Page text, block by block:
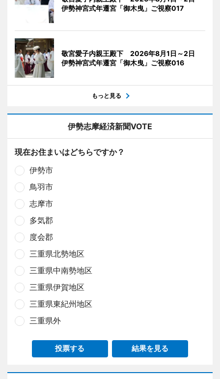
伊勢神宮式年遷宮「御木曳」ご視察017
敬宮愛子内親王殿下 2026年8月1日～2日
伊勢神宮式年遷宮「御木曳」ご視察016
もっと見る
伊勢志摩経済新聞VOTE
現在お住まいはどちらですか？
伊勢市
鳥羽市
志摩市
多気郡
度会郡
三重県北勢地区
三重県中南勢地区
三重県伊賀地区
三重県東紀州地区
三重県外
投票する 結果を見る